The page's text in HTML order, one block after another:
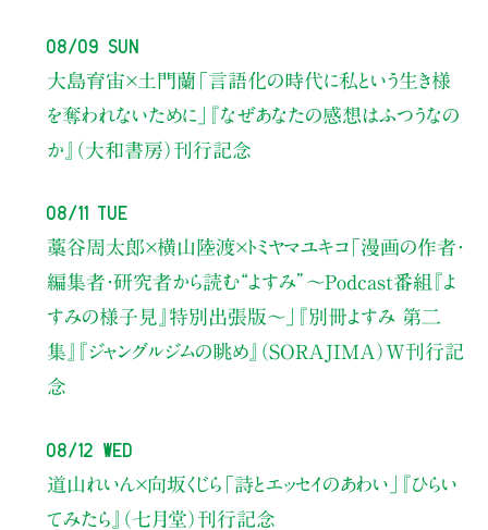
08/09 Sun
大島育宙×土門蘭 「言語化の時代に私という生き様
を奪われないために」
『なぜあなたの感想はふつうなの
か』（大和書房）刊行記念
08/11 Tue
藁谷周太郎×横山陸渡×トミヤマユキコ「漫画の作者・
編集者・研究者から読む“よすみ” 〜Podcast番組『よ
すみの様子見』特別出張版〜」
『別冊よすみ 第二
集』『ジャングルジムの眺め』（SORAJIMA）W刊行記
念
08/12 Wed
道山れいん×向坂くじら 「詩とエッセイのあわい」
『ひらい
てみたら』（七月堂）刊行記念